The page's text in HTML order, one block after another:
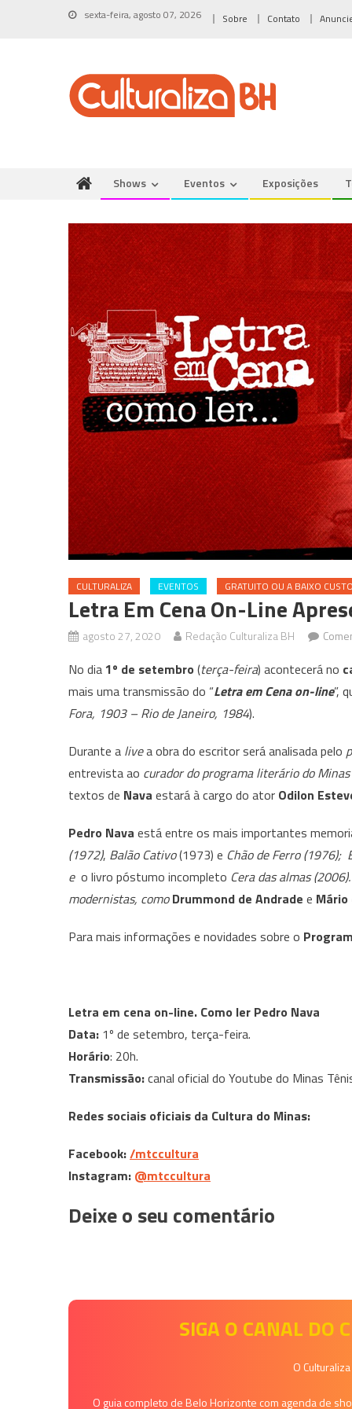
sexta-feira, agosto 07, 2026 Sobre Contato
Shows Eventos Exposições
CULTURALIZA EVENTOS GRATUITO OU A BAIXO CUSTO
Letra Em Cena On-Line
agosto 27, 2020 Redação Culturaliza BH
No dia 1º de setembro (terça-feira) acontecerá no
mais uma transmissão do “Letra em Cena on-line”,
Fora, 1903 – Rio de Janeiro, 1984).
Durante a livea obra do escritor será analisada pelo
entrevista ao curador do programa literário do
textos de Nava estará à cargo do ator Odilon
Pedro Nava está entre os mais importantes
(1972), Balão Cativo(1973) e Chão de Ferro (1976);
e o livro póstumo incompleto Cera das almas (2006).
modernistas, comoDrummond de Andrade e Mário
Para mais informações e novidades sobre o
Letra em cena on-line. Como ler Pedro Nava
Data: 1º de setembro, terça-feira.
Horário: 20h.
Transmissão:canal oficial do Youtube do Minas
Redes sociais oficiais da Cultura do Minas:
Facebook:/mtccultura
Instagram: @mtccultura
Deixe o seu comentário
SIGA O CANAL DO
O
O guia completo de Belo Horizonte com agenda de